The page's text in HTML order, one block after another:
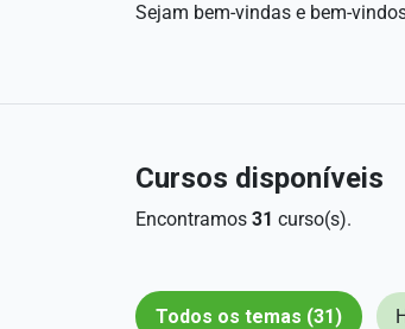
Sejam bem-vindas e bem-
Cursos disponíveis
Encontramos 31 curso(s).
Todos os temas (31)